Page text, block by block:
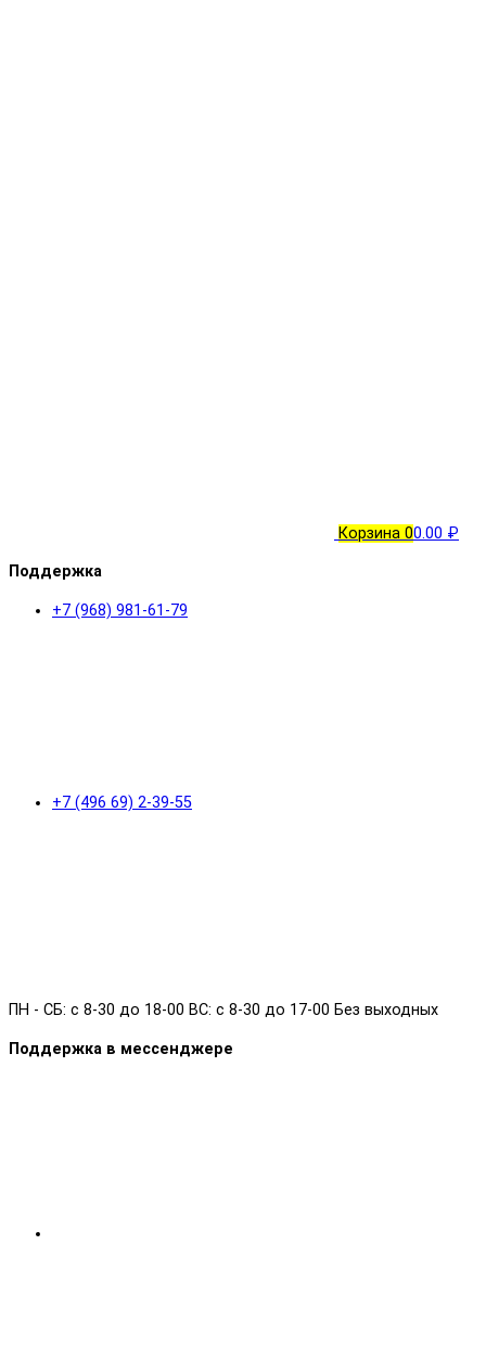
Корзина 00.00 ₽
Поддержка
+7 (968) 981-61-79
+7 (496 69) 2-39-55
ПН - СБ: с 8-30 до 18-00 ВС: с 8-30 до 17-00 Без выходных
Поддержка в мессенджере